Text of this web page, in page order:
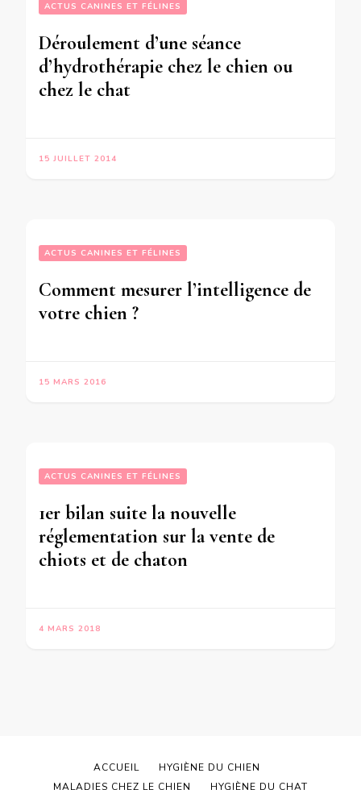
ACTUS CANINES ET FÉLINES
Déroulement d’une séance
d’hydrothérapie chez le chien ou
chez le chat
15 JUILLET 2014
ACTUS CANINES ET FÉLINES
Comment mesurer l’intelligence de
votre chien ?
15 MARS 2016
ACTUS CANINES ET FÉLINES
1er bilan suite la nouvelle
réglementation sur la vente de
chiots et de chaton
4 MARS 2018
ACCUEIL
HYGIÈNE DU CHIEN
MALADIES CHEZ LE CHIEN
HYGIÈNE DU CHAT